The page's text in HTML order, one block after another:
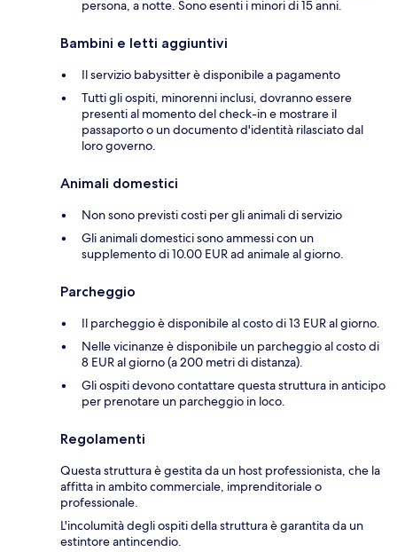
persona, a notte. Sono esenti i minori di 15 anni.
Bambini e letti aggiuntivi
Il servizio babysitter è disponibile a pagamento
Tutti gli ospiti, minorenni inclusi, dovranno essere
presenti al momento del check-in e mostrare il
passaporto o un documento d'identità rilasciato dal
loro governo.
Animali domestici
Non sono previsti costi per gli animali di servizio
Gli animali domestici sono ammessi con un
supplemento di 10.00 EUR ad animale al giorno.
Parcheggio
Il parcheggio è disponibile al costo di 13 EUR al giorno.
Nelle vicinanze è disponibile un parcheggio al costo di
8 EUR al giorno (a 200 metri di distanza).
Gli ospiti devono contattare questa struttura in anticipo
per prenotare un parcheggio in loco.
Regolamenti
Questa struttura è gestita da un host professionista, che la
affitta in ambito commerciale, imprenditoriale o
professionale.
L'incolumità degli ospiti della struttura è garantita da un
estintore antincendio.